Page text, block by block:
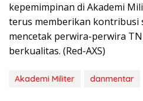
kepemimpinan di Akademi
terus memberikan kontribusi
mencetak perwira-perwira
berkualitas. (Red-AXS)
Akademi Militer danmentar